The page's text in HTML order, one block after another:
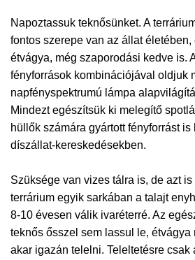
Napoztassuk teknősünket. A
fontos szerepe van az állat életében,
étvágya, még szaporodási kedve is.
fényforrások kombinációjával oldjuk
napfényspektrumú lámpa
Mindezt egészítsük ki melegítő
hüllők számára gyártott fényforrást
díszállat-kereskedésekben.
Szüksége van vizes tálra is, de azt
terrárium egyik sarkában a talajt
8-10 évesen válik ivaréterré. Az
teknős ősszel sem lassul le, étvágya
akar igazán telelni. Teleltetésre csak